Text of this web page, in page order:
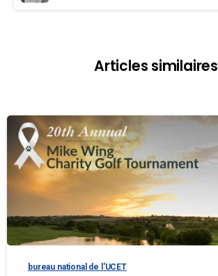
Articles similaires
bureau national de l'UCET